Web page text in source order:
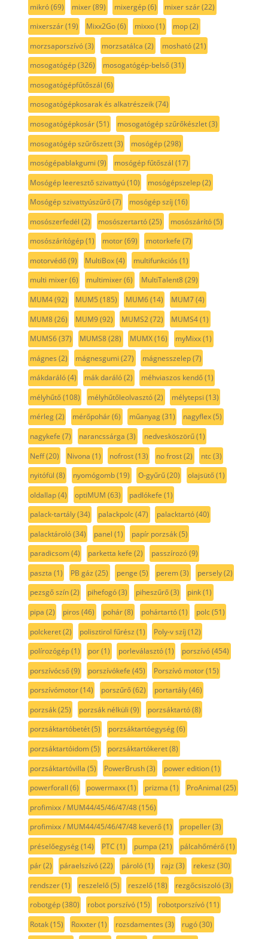
mikró(69) mixer(89) mixergép(6) mixer szár(22)
mixerszár(19) Mixx2Go(6) mixxo(1) mop(2)
morzsaporszívó(3) morzsatálca (2) mosható(21)
mosogatógép(326) mosogatógép-belső(31)
mosogatógépfűtőszál (6)
mosogatógépkosarak és alkatrészeik(74)
mosogatógépkosár(51) mosogatógép szűrőkészlet(3)
mosogatógép szűrőszett(3) mosógép(298)
mosógépablakgumi (9) mosógép fűtőszál (17)
Mosógép leeresztő szivattyú(10) mosógépszelep(2)
Mosógép szivattyúszűrő(7) mosógép szíj (16)
mosószerfedél (2) mosószertartó(25) mosószárító(5)
mosószárítógép(1) motor(69) motorkefe (7)
motorvédő(9) MultiBox(4) multifunkciós (1)
multi mixer(6) multimixer(6) MultiTalent8(29)
MUM4(92) MUM5 (185) MUM6(14) MUM7(4)
MUM8(26) MUM9(92) MUMS2(72) MUMS4(1)
MUMS6(37) MUMS8(28) MUMX(16) myMixx(1)
mágnes (2) mágnesgumi (27) mágnesszelep(7)
mákdaráló(4) mák daráló(2) méhviaszos kendő(1)
mélyhűtő(108) mélyhűtőleolvasztó(2) mélytepsi (13)
mérleg(2) mérőpohár(6) műanyag(31) nagyflex(5)
nagykefe (7) narancssárga (3) nedvesköszörű(1)
Neff(20) Nivona (1) nofrost(13) no frost(2) ntc(3)
nyitófül (8) nyomógomb(19) O-gyűrű(20) olajsütő(1)
oldallap(4) optiMUM (63) padlókefe (1)
palack-tartály(34) palackpolc(47) palacktartó(40)
palacktároló(34) panel (1) papír porzsák(5)
paradicsom(4) parketta kefe (2) passzírozó(9)
paszta (1) PB gáz (25) penge (5) perem(3) persely(2)
pezsgő szín(2) pihefogó(3) piheszűrő(3) pink(1)
pipa (2) piros (46) pohár(8) pohártartó(1) polc(51)
polckeret(2) polisztirol fűrész (1) Poly-v szíj (12)
polírozógép(1) por(1) porleválasztó(1) porszívó(454)
porszívócső(9) porszívókefe (45) Porszívó motor(15)
porszívómotor(14) porszűrő(62) portartály(46)
porzsák(25) porzsák nélküli (9) porzsáktartó(8)
porzsáktartóbetét(5) porzsáktartóegység(6)
porzsáktartóidom(5) porzsáktartókeret(8)
porzsáktartóvilla (5) PowerBrush(3) power edition(1)
powerforall (6) powermaxx(1) prizma (1) ProAnimal (25)
profimixx / MUM44/45/46/47/48(156)
profimixx / MUM44/45/46/47/48 keverő(1) propeller(3)
préselőegység(14) PTC (1) pumpa (21) pálcahőmérő(1)
pár(2) páraelszívó(22) pároló(1) rajz (3) rekesz (30)
rendszer(1) reszelelő(5) reszelő(18) rezgőcsiszoló(3)
robotgép(380) robot porszívó(15) robotporszívó(11)
Rotak(15) Roxxter(1) rozsdamentes (3) rugó(30)